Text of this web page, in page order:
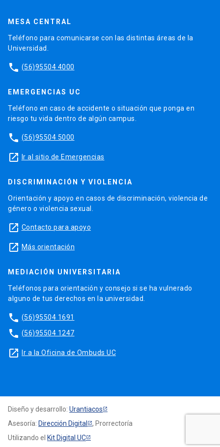
MESA CENTRAL
Teléfono para comunicarse con las distintas áreas de la
Universidad.
phone (56)95504 4000
EMERGENCIAS UC
Teléfono en caso de accidente o situación que ponga en
riesgo tu vida dentro de algún campus.
phone (56)95504 5000
launch Ir al sitio de Emergencias
DISCRIMINACIÓN Y VIOLENCIA
Orientación y apoyo en casos de discriminación, violencia de
género o violencia sexual.
launch Contacto para apoyo
launch Más orientación
MEDIACIÓN UNIVERSITARIA
Teléfonos para orientación y consejo si se ha vulnerado
alguno de tus derechos en la universidad.
phone (56)95504 1691
phone (56)95504 1247
launch Ir a la Oficina de Ombuds UC
Diseño y desarrollo: Urantiacos
Asesoría: Dirección Digital
, Prorrectoría
Utilizando el Kit Digital UC